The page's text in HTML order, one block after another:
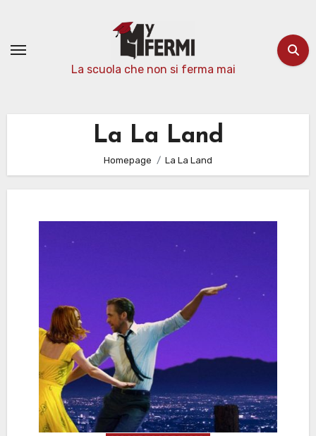
contenuto
La scuola che non si ferma mai
La La Land
Homepage La La Land